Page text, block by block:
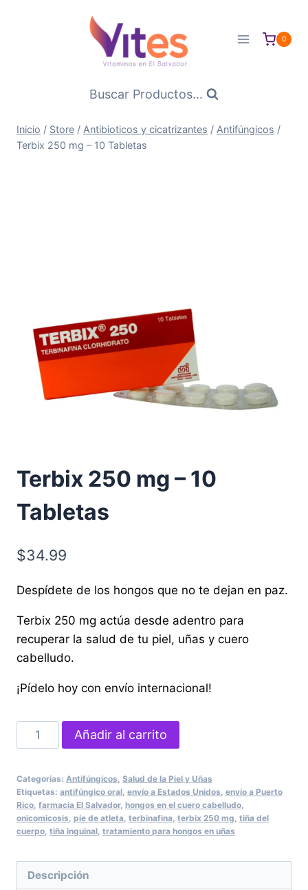
0
Buscar Productos...
Inicio / Store / Antibioticos y cicatrizantes / Antifúngicos /
Terbix 250 mg – 10 Tabletas
Terbix 250 mg – 10
Tabletas
$34.99
Despídete de los hongos que no te dejan en paz.
Terbix 250 mg actúa desde adentro para
recuperar la salud de tu piel, uñas y cuero
cabelludo.
¡Pídelo hoy con envío internacional!
Terbix
250
–
10
Tabletas
Añadir al carrito
Categorías: Antifúngicos, Salud de la Piel y Uñas
Etiquetas: antifúngico oral, envío a Estados Unidos, envío a Puerto
Rico, farmacia El Salvador, hongos en el cuero cabelludo,
onicomicosis, pie de atleta, terbinafina, terbix 250 mg, tiña del
cuerpo, tiña inguinal, tratamiento para hongos en uñas
Descripción